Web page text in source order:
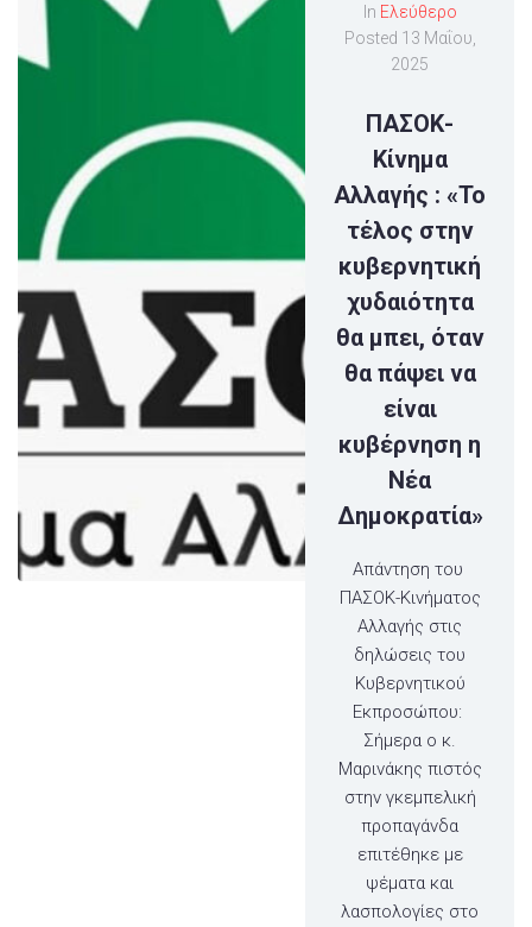
In Ελεύθερο
Posted 13 Μαΐου,
2025
ΠΑΣΟΚ-
Κίνημα
Αλλαγής : «Το
τέλος στην
κυβερνητική
χυδαιότητα
θα μπει, όταν
θα πάψει να
είναι
κυβέρνηση η
Νέα
Δημοκρατία»
Απάντηση του
ΠΑΣΟΚ-Κινήματος
Αλλαγής στις
δηλώσεις του
Κυβερνητικού
Εκπροσώπου:
Σήμερα ο κ.
Μαρινάκης πιστός
στην γκεμπελική
προπαγάνδα
επιτέθηκε με
ψέματα και
λασπολογίες στο